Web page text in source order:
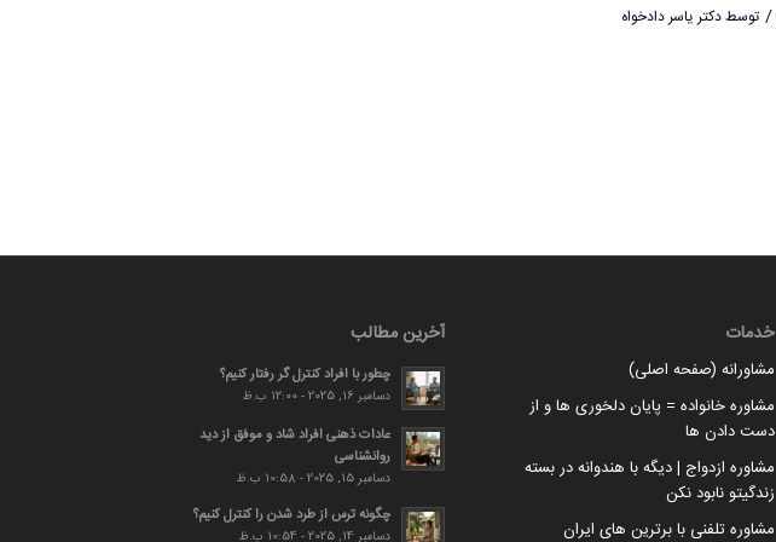
/ توسطدکتر یاسر دادخواه
خدمات
مشاورانه (صفحه اصلی)
مشاوره خانواده = پایان دلخوری ها و از
دست دادن ها
مشاوره ازدواج | دیگه با هندوانه در بسته
زندگیتو نابود نکن
مشاوره تلفنی با برترین های ایران
آخرین مطالب
چطور با افراد کنترل گر رفتار کنیم؟
دسامبر 16, 2025 - 12:00 ب.ظ
عادات ذهنی افراد شاد و موفق از دید
روانشناسی
دسامبر 15, 2025 - 10:58 ب.ظ
چگونه ترس از طرد شدن را کنترل کنیم؟
دسامبر 14, 2025 - 10:54 ب.ظ